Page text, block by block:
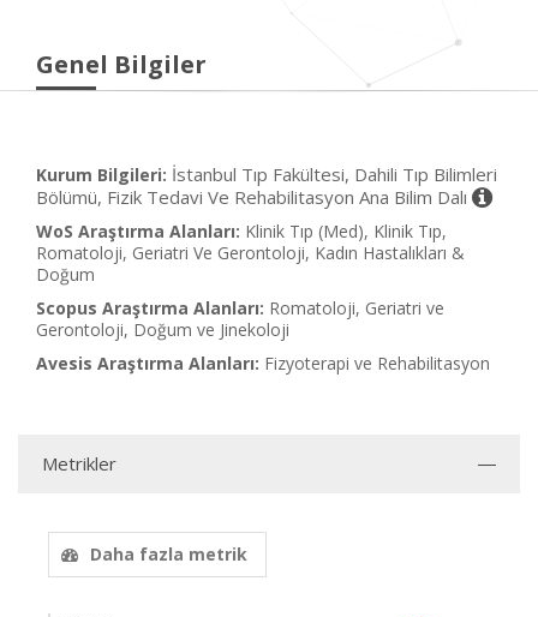
Genel Bilgiler
Kurum Bilgileri: İstanbul Tıp Fakültesi, Dahili Tıp Bilimleri
Bölümü, Fizik Tedavi Ve Rehabilitasyon Ana Bilim Dalı
WoS Araştırma Alanları: Klinik Tıp (Med), Klinik Tıp,
Romatoloji, Geriatri Ve Gerontoloji, Kadın Hastalıkları &
Doğum
Scopus Araştırma Alanları: Romatoloji, Geriatri ve
Gerontoloji, Doğum ve Jinekoloji
Avesis Araştırma Alanları: Fizyoterapi ve Rehabilitasyon
Metrikler
Daha fazla metrik